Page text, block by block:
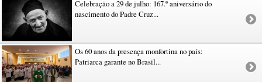
Celebração a 29 de julho: 167.º aniversário do
nascimento do Padre Cruz...
Os 60 anos da presença monfortina no país:
Patriarca garante no Brasil...